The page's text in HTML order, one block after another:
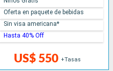
US$ 550 +Tasas
Oferta en paquete de bebidas
Sin visa americana*
Hasta 40% Off